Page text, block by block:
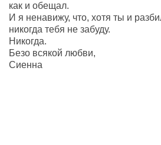
как и обещал.
И я ненавижу, что, хотя ты и
никогда тебя не забуду.
Никогда.
Безо всякой любви,
Сиенна